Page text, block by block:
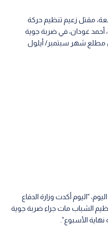
مقتل زعيم تنظيم حركة
أحمد غودان، في ضربة جوية
مطلع شهر سبتمبر/ أيلول
"اليوم أكدت وزارة الدفاع
الشباب مات جراء ضربة جوية
الأسبوع".